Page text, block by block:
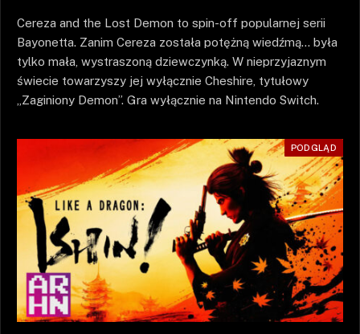
Cereza and the Lost Demon to spin-off popularnej serii
Bayonetta. Zanim Cereza została potężną wiedźmą… była
tylko mała, wystraszoną dziewczynką. W nieprzyjaznym
świecie towarzyszy jej wyłącznie Cheshire, tytułowy
„Zaginiony Demon”. Gra wyłącznie na Nintendo Switch.
PODGLĄD